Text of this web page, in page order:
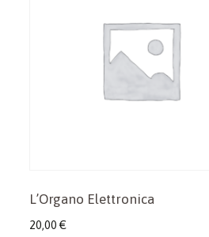
L’Organo Elettronica
20,00 €